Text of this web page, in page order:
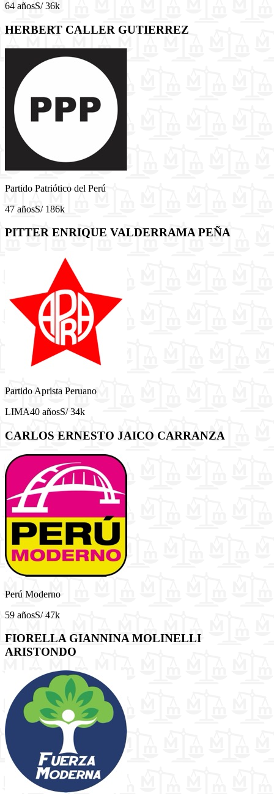
64 añosS/ 36k
HERBERT CALLER GUTIERREZ
Partido Patriótico del Perú
47 añosS/ 186k
PITTER ENRIQUE VALDERRAMA PEÑA
Partido Aprista Peruano
LIMA40 añosS/ 34k
CARLOS ERNESTO JAICO CARRANZA
Perú Moderno
59 añosS/ 47k
FIORELLA GIANNINA MOLINELLI
ARISTONDO